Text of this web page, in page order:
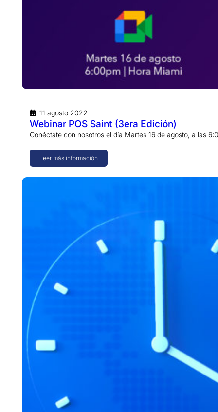
11 agosto 2022
Webinar POS Saint (3era Edición)
Conéctate con nosotros el día Martes 16 de agosto, a las
Leer más información